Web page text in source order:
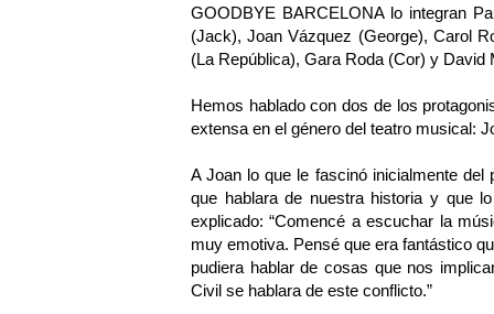
GOODBYE BARCELONA lo integran
(Jack), Joan Vázquez (George), Carol
(La República), Gara Roda (Cor) y David
Hemos hablado con dos de los
extensa en el género del teatro musical:
A Joan lo que le fascinó inicialmente
que hablara de nuestra historia y que
explicado: “Comencé a escuchar la
muy emotiva. Pensé que era fantástico
pudiera hablar de cosas que nos
Civil se hablara de este conflicto.”